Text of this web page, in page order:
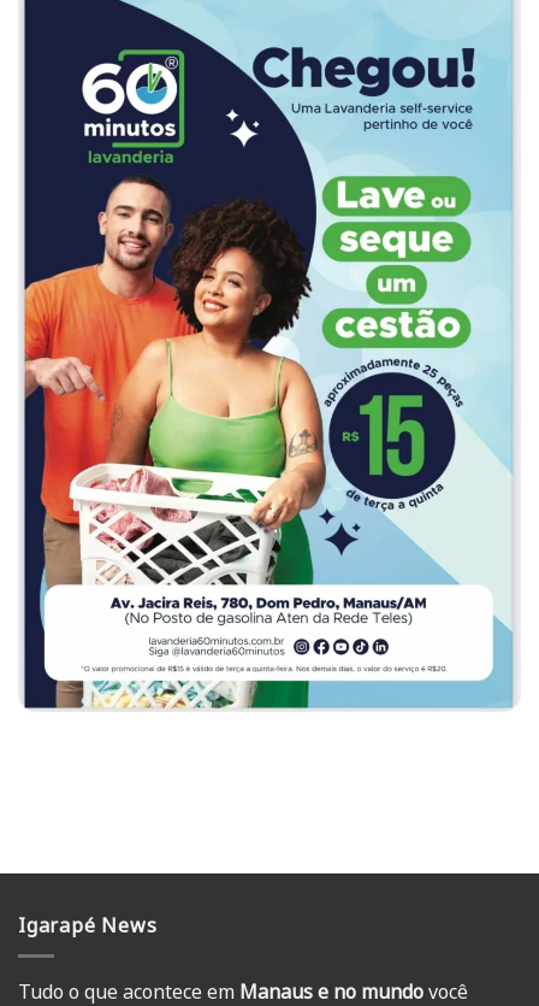
Igarapé News
Tudo o que acontece em Manaus e no mundovocê